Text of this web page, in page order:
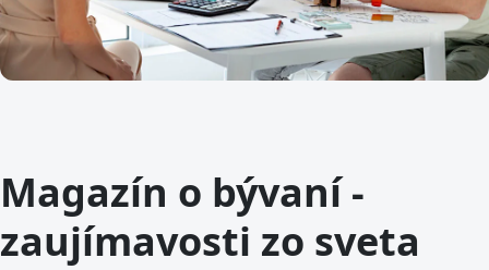
ktorá zvýši vašu šancu na predaj
Magazín o bývaní -
zaujímavosti zo sveta